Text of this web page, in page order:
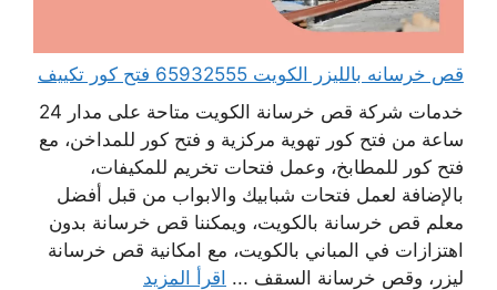
قص خرسانه بالليزر الكويت 65932555 فتح كور تكييف
خدمات شركة قص خرسانة الكويت متاحة على مدار 24
ساعة من فتح كور تهوية مركزية و فتح كور للمداخن، مع
فتح كور للمطابخ، وعمل فتحات تخريم للمكيفات،
بالإضافة لعمل فتحات شبابيك والابواب من قبل أفضل
معلم قص خرسانة بالكويت، ويمكننا قص خرسانة بدون
اهتزازات في المباني بالكويت، مع امكانية قص خرسانة
ليزر، وقص خرسانة السقف ... اقرأ المزيد